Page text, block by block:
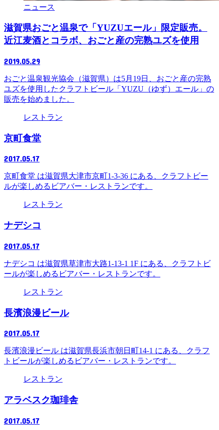
ニュース
滋賀県おごと温泉で「YUZUエール」限定販売。
近江麦酒とコラボ、おごと産の完熟ユズを使用
2019.05.29
おごと温泉観光協会（滋賀県）は5月19日、おごと産の完熟
ユズを使用したクラフトビール「YUZU（ゆず）エール」の
販売を始めました。
レストラン
京町食堂
2017.05.17
京町食堂 は滋賀県大津市京町1-3-36 にある、クラフトビー
ルが楽しめるビアバー・レストランです。
レストラン
ナデシコ
2017.05.17
ナデシコ は滋賀県草津市大路1-13-1 1F にある、クラフトビ
ールが楽しめるビアバー・レストランです。
レストラン
長濱浪漫ビール
2017.05.17
長濱浪漫ビール は滋賀県長浜市朝日町14-1 にある、クラフ
トビールが楽しめるビアバー・レストランです。
レストラン
アラベスク珈琲舎
2017.05.17